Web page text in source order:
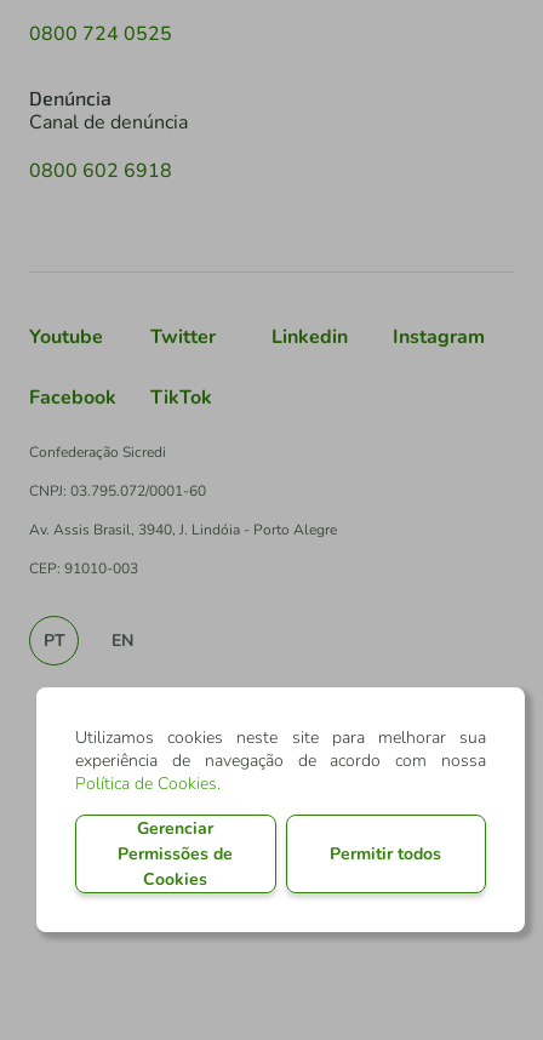
0800 724 0525
Denúncia
Canal de denúncia
0800 602 6918
Youtube Twitter Linkedin Instagram
Facebook TikTok
Confederação Sicredi
CNPJ: 03.795.072/0001-60
Av. Assis Brasil, 3940, J. Lindóia - Porto Alegre
CEP: 91010-003
PT EN
Utilizamos cookies neste site para melhorar sua
experiência de navegação de acordo com nossa
Política de Cookies.
Gerenciar
Permissões de
Cookies
Permitir todos